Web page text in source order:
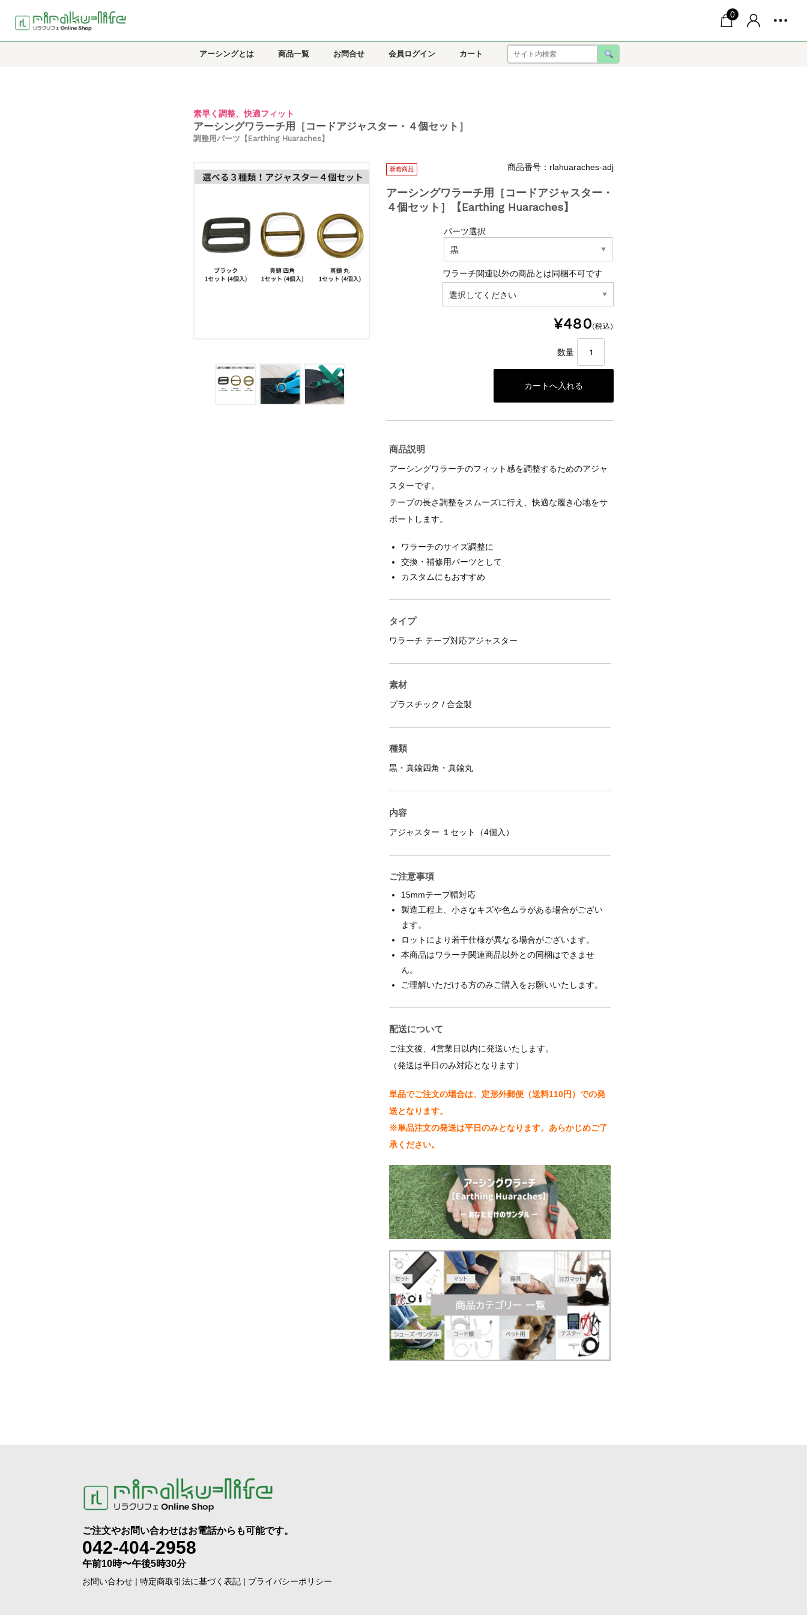
0
アーシングとは 商品一覧 お問合せ 会員ログイン カート
素早く調整、快適フィット
アーシングワラーチ用［コードアジャスター・４個セット］
調整用パーツ【Earthing Huaraches】
新着商品 商品番号：rlahuaraches-adj
アーシングワラーチ用［コードアジャスター・
４個セット］【Earthing Huaraches】
パーツ選択
ワラーチ関連以外の商品とは同梱不可です
¥480(税込)
数量
商品説明
アーシングワラーチのフィット感を調整するためのアジャ
スターです。
テープの長さ調整をスムーズに行え、快適な履き心地をサ
ポートします。
ワラーチのサイズ調整に
交換・補修用パーツとして
カスタムにもおすすめ
タイプ
ワラーチ テープ対応アジャスター
素材
プラスチック / 合金製
種類
黒・真鍮四角・真鍮丸
内容
アジャスター １セット（4個入）
ご注意事項
15mmテープ幅対応
製造工程上、小さなキズや色ムラがある場合がござい
ます。
ロットにより若干仕様が異なる場合がございます。
本商品はワラーチ関連商品以外との同梱はできませ
ん。
ご理解いただける方のみご購入をお願いいたします。
配送について
ご注文後、4営業日以内に発送いたします。
（発送は平日のみ対応となります）
単品でご注文の場合は、定形外郵便（送料110円）での発
送となります。
※単品注文の発送は平日のみとなります。あらかじめご了
承ください。
ご注文やお問い合わせはお電話からも可能です。
042-404-2958
午前10時〜午後5時30分
お問い合わせ | 特定商取引法に基づく表記 | プライバシーポリシー